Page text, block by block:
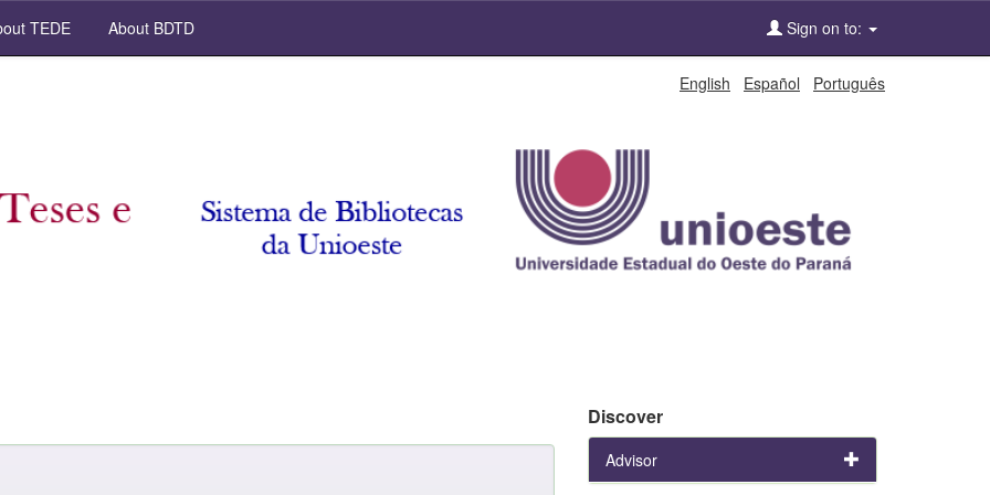
TEDE About BDTD Sign on to:
English Español Português
Discover
Advisor